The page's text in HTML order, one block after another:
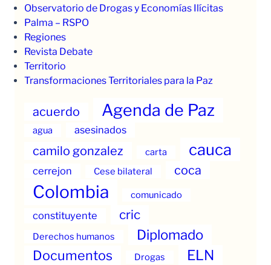
Observatorio de Drogas y Economías Ilícitas
Palma – RSPO
Regiones
Revista Debate
Territorio
Transformaciones Territoriales para la Paz
acuerdo Agenda de Paz
agua asesinados
camilo gonzalez carta cauca
cerrejon Cese bilateral coca
Colombia comunicado
constituyente cric
Derechos humanos Diplomado
Documentos Drogas ELN